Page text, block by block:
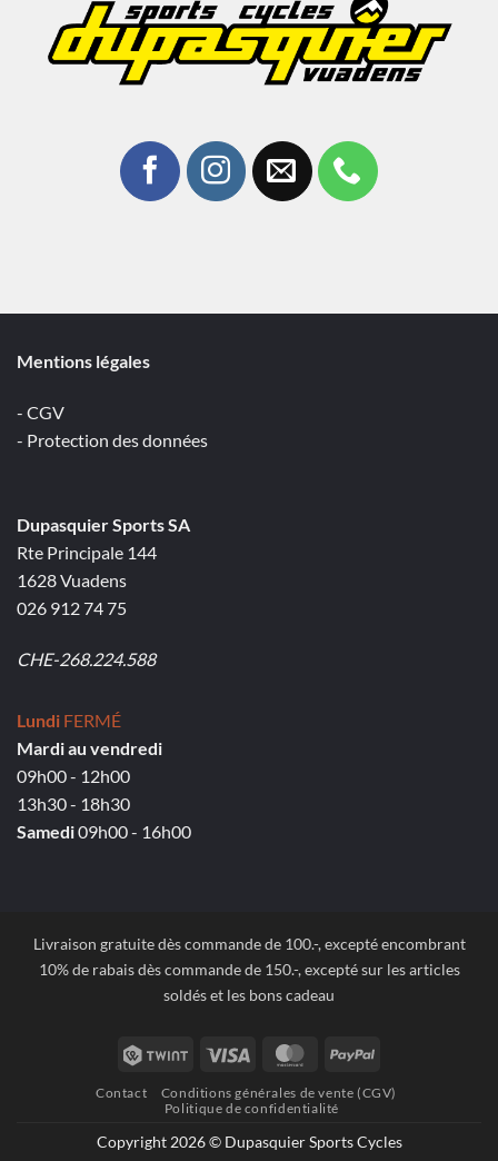
Mentions légales
- CGV
- Protection des données
Dupasquier Sports SA
Rte Principale 144
1628 Vuadens
026 912 74 75
CHE-268.224.588
Lundi FERMÉ
Mardi au vendredi
09h00 - 12h00
13h30 - 18h30
Samedi09h00 - 16h00
Livraison gratuite dès commande de 100.-, excepté encombrant
10% de rabais dès commande de 150.-, excepté sur les articles
soldés et les bons cadeau
Twint Visa MasterCardPayPal
Contact
Conditions générales de vente (CGV)
Politique de confidentialité
Copyright 2026 © Dupasquier Sports Cycles